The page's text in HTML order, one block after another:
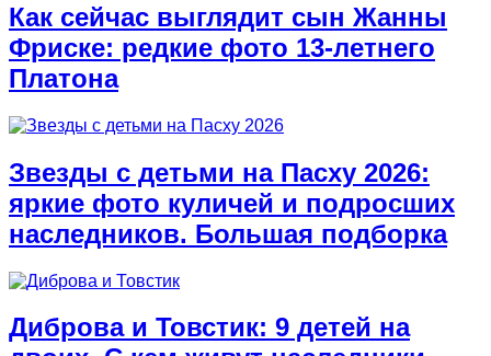
Как сейчас выглядит сын Жанны
Фриске: редкие фото 13-летнего
Платона
Звезды с детьми на Пасху 2026:
яркие фото куличей и подросших
наследников. Большая подборка
Диброва и Товстик: 9 детей на